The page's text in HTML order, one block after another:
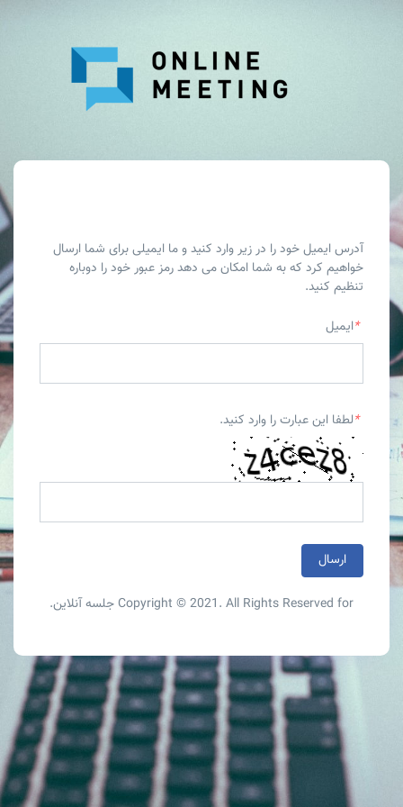
آدرس ایمیل خود را در زیر وارد کنید و ما ایمیلی برای شما ارسال
خواهیم کرد که به شما امکان می دهد رمز عبور خود را دوباره
تنظیم کنید.
*ایمیل
*لطفا این عبارت را وارد کنید.
Copyright © 2021. All Rights Reserved forجلسه آنلاین.